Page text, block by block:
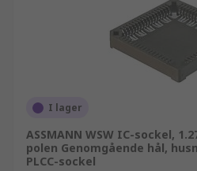
I lager
ASSMANN WSW IC-sockel,
polen Genomgående hål,
PLCC-sockel